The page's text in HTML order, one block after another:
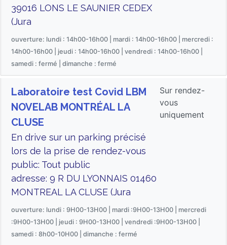
39016 LONS LE SAUNIER CEDEX
(Jura
ouverture: lundi : 14h00-16h00 | mardi : 14h00-16h00 | mercredi :
14h00-16h00 | jeudi : 14h00-16h00 | vendredi : 14h00-16h00 |
samedi : fermé | dimanche : fermé
Laboratoire test Covid LBM
NOVELAB MONTRÉAL LA
CLUSE
En drive sur un parking précisé
lors de la prise de rendez-vous
public: Tout public
adresse: 9 R DU LYONNAIS 01460
MONTREAL LA CLUSE (Jura
Sur rendez-
vous
uniquement
ouverture: lundi : 9H00-13H00 | mardi :9H00-13H00 | mercredi
:9H00-13H00 | jeudi : 9H00-13H00 | vendredi :9H00-13H00 |
samedi : 8h00-10H00 | dimanche : fermé